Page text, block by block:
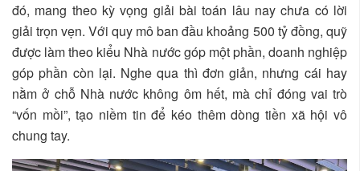
đó, mang theo kỳ vọng giải bài toán lâu nay chưa có lời
giải trọn vẹn. Với quy mô ban đầu khoảng 500 tỷ đồng, quỹ
được làm theo kiểu Nhà nước góp một phần, doanh nghiệp
góp phần còn lại. Nghe qua thì đơn giản, nhưng cái hay
nằm ở chỗ Nhà nước không ôm hết, mà chỉ đóng vai trò
“vốn mồi”, tạo niềm tin để kéo thêm dòng tiền xã hội vô
chung tay.